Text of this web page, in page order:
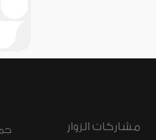
مشاركات الزوار